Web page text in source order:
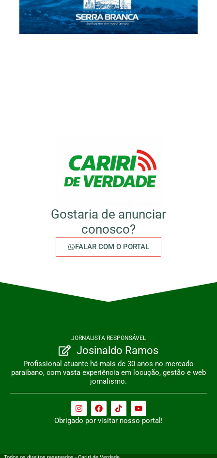
Gostaria de anunciar
conosco?
FALAR COM O PORTAL
JORNALISTA RESPONSÁVEL
Josinaldo Ramos
Profissional atuante há mais de 30 anos no mercado
paraibano, com vasta experiência em locução, gestão e web
jornalismo.
Obrigado por visitar nosso portal!